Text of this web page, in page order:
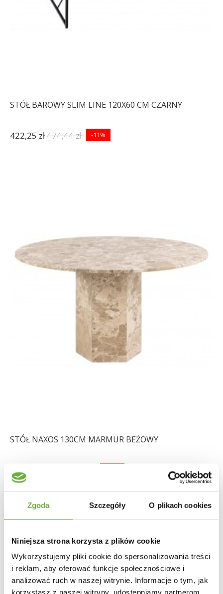
Zgoda Szczegóły O plikach cookies
Niniejsza strona korzysta z plików cookie
Wykorzystujemy pliki cookie do spersonalizowania treści
i reklam, aby oferować funkcje społecznościowe i
analizować ruch w naszej witrynie. Informacje o tym, jak
korzystasz z naszej witryny, udostępniamy partnerom
STÓŁ BAROWY SLIM LINE 120X60 CM CZARNY
422,25 zł474,44 zł -11%
STÓŁ NAXOS 130CM MARMUR BEŻOWY
5 663,78 zł